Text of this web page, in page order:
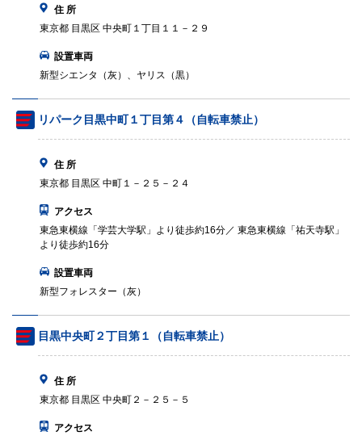
住 所
東京都 目黒区 中央町１丁目１１－２９
設置車両
新型シエンタ（灰）、ヤリス（黒）
リパーク目黒中町１丁目第４（自転車禁止）
住 所
東京都 目黒区 中町１－２５－２４
アクセス
東急東横線「学芸大学駅」より徒歩約16分／ 東急東横線「祐天寺駅」
より徒歩約16分
設置車両
新型フォレスター（灰）
目黒中央町２丁目第１（自転車禁止）
住 所
東京都 目黒区 中央町２－２５－５
アクセス